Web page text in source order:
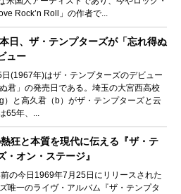
Rock’n Roll」の作者で...
日、ザ・テンプターズが「忘れ得ぬ
ュー
(1967年)はザ・テンプターズのデビュー
君」の発売日である。埼玉の大宮西高校
）と高久君（b）がザ・テンプターズと云
65年、...
狂と本質を現代に伝える『ザ・テ
・オン・ステージ』
の今日1969年7月25日にリリースされた
唯一のライヴ・アルバム『ザ・テンプタ